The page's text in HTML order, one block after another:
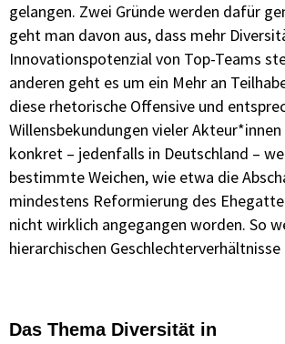
gelangen. Zwei Gründe werden dafür
geht man davon aus, dass mehr
Innovationspotenzial von Top-Teams
anderen geht es um ein Mehr an
diese rhetorische Offensive und
Willensbekundungen vieler
konkret – jedenfalls in Deutschland –
bestimmte Weichen, wie etwa die
mindestens Reformierung des
nicht wirklich angegangen worden. So
hierarchischen
Das Thema Diversität in